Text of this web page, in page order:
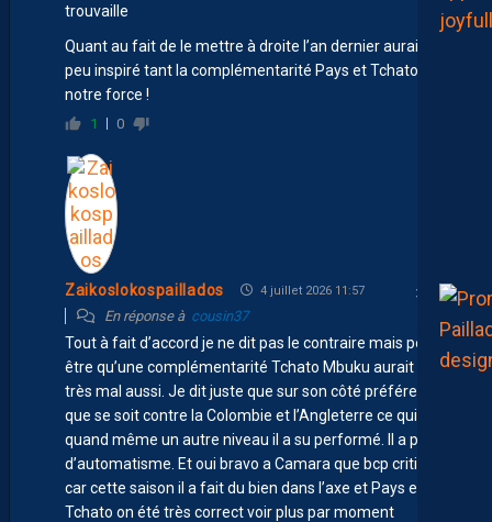
trouvaille
Quant au fait de le mettre à droite l’an dernier aurait été
peu inspiré tant la complémentarité Pays et Tchato était
notre force !
1 0
Zaikoslokospaillados 4 juillet 2026 11:57
En réponse à cousin37
Tout à fait d’accord je ne dit pas le contraire mais peut-
être qu’une complémentarité Tchato Mbuku aurait fait
très mal aussi. Je dit juste que sur son côté préférentiel
que se soit contre la Colombie et l’Angleterre ce qui est
quand même un autre niveau il a su performé. Il a plus
d’automatisme. Et oui bravo a Camara que bcp critique
car cette saison il a fait du bien dans l’axe et Pays et
Tchato on été très correct voir plus par moment